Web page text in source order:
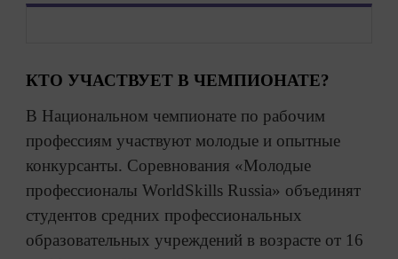
КТО УЧАСТВУЕТ В ЧЕМПИОНАТЕ?
В Национальном чемпионате по рабочим
профессиям участвуют молодые и опытные
конкурсанты. Соревнования «Молодые
профессионалы WorldSkills Russia» объединят
студентов средних профессиональных
образовательных учреждений в возрасте от 16